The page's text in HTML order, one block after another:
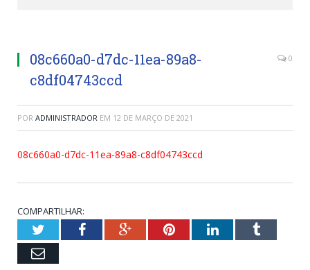
08c660a0-d7dc-11ea-89a8-
c8df04743ccd
0
POR ADMINISTRADOR EM 12 DE MARÇO DE 2021
08c660a0-d7dc-11ea-89a8-c8df04743ccd
COMPARTILHAR:
TwitterFacebookGoogle+PinterestLinkedInTumblr
Email